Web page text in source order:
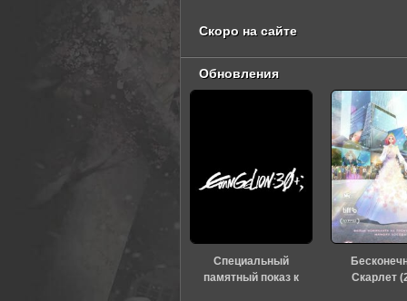
Скоро на сайте
Обновления
Специальный
памятный показ к
Скарлет